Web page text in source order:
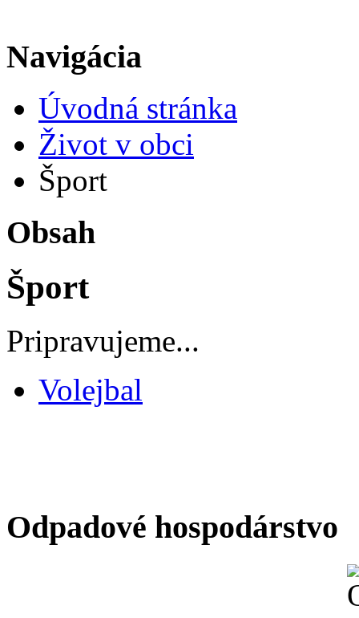
Navigácia
Úvodná stránka
Život v obci
Šport
Obsah
Šport
Pripravujeme...
Volejbal
Odpadové hospodárstvo